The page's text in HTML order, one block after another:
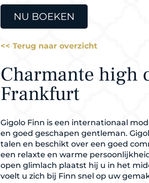
NU BOEKEN
<< Terug naar overzicht
Charmante high
Frankfurt
Gigolo Finn is een internationaal
en goed geschapen gentleman.
talen en beschikt over een goed
een relaxte en warme
open glimlach plaatst hij u in het
voelt u zich bij Finn snel op uw